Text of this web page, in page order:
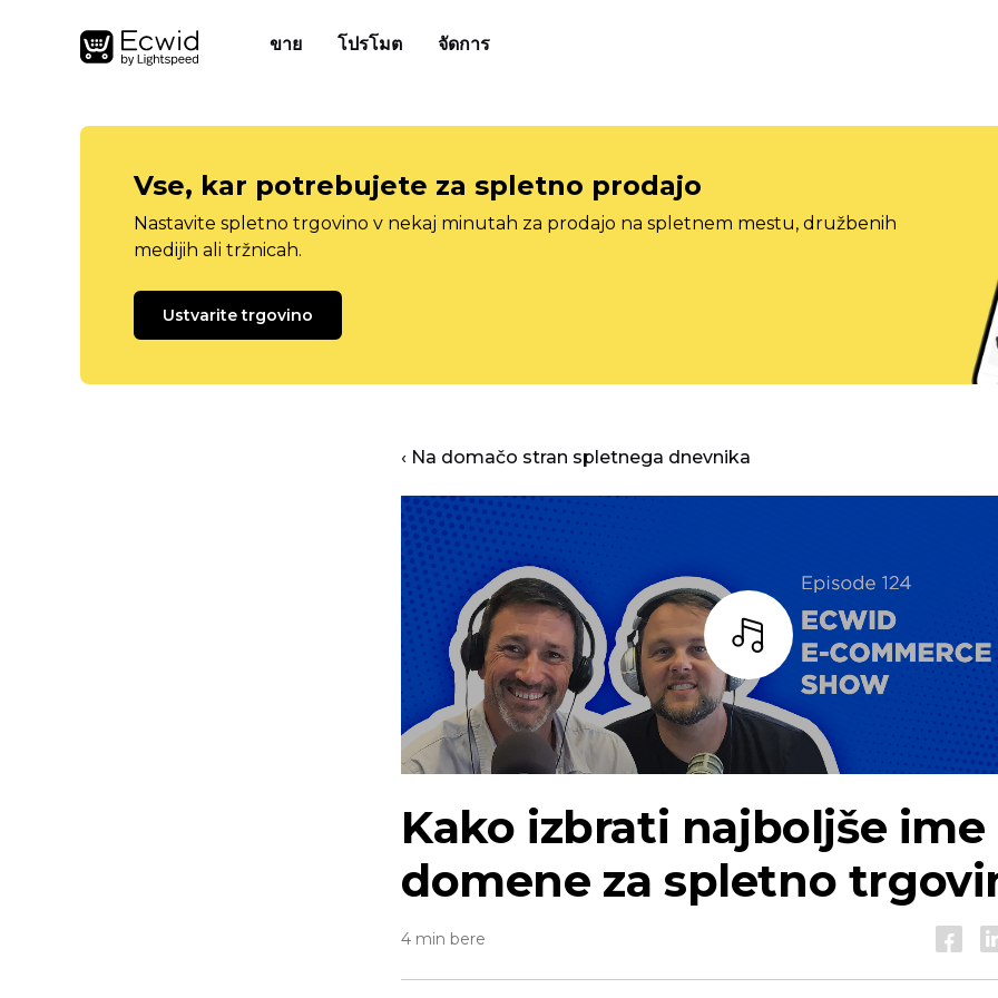
ขาย โปรโมต จัดการ
Vse, kar potrebujete za spletno prodajo
Nastavite spletno trgovino v nekaj minutah za prodajo na spletnem mestu, družbenih
medijih ali tržnicah.
Ustvarite trgovino
‹ Na domačo stran spletnega dnevnika
Bar
Kako izbrati najboljše ime
domene za spletno
4 min bere